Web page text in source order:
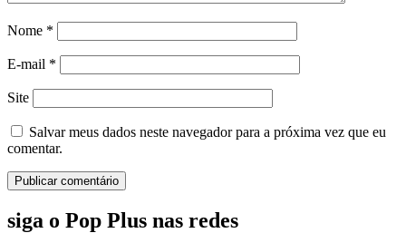
Nome *
E-mail *
Site
Salvar meus dados neste navegador para a próxima vez que eu
comentar.
siga o Pop Plus nas redes